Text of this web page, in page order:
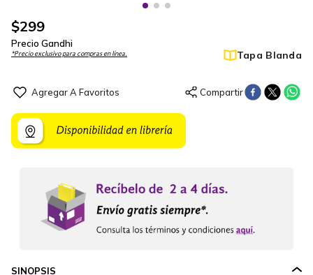
$299
Precio Gandhi
*Precio exclusivo para compras en línea. Tapa Blanda
SINOPSIS